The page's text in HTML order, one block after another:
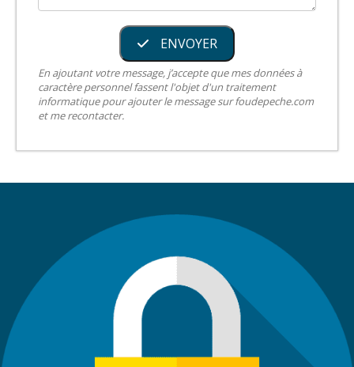
ENVOYER
En ajoutant votre message, j’accepte que mes données à
caractère personnel fassent l'objet d'un traitement
informatique pour ajouter le message sur foudepeche.com
et me recontacter.